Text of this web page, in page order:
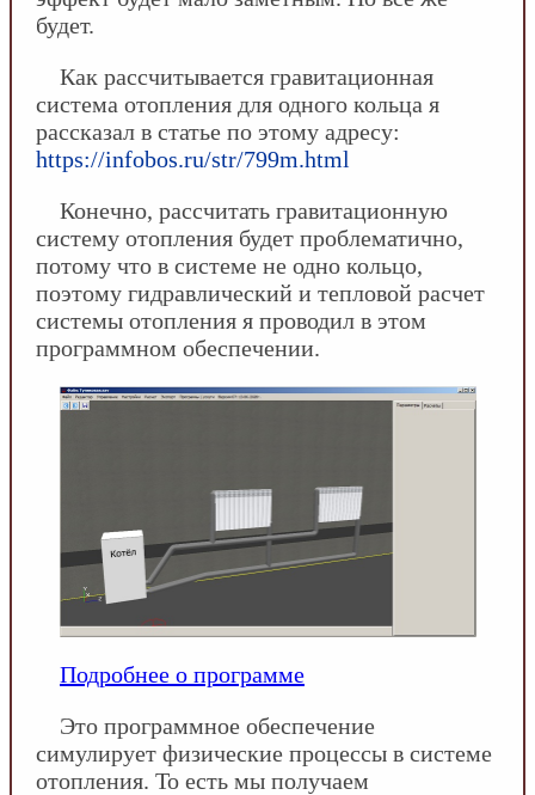
будет.
Как рассчитывается гравитационная
система отопления для одного кольца я
рассказал в статье по этому адресу:
https://infobos.ru/str/799m.html
Конечно, рассчитать гравитационную
систему отопления будет проблематично,
потому что в системе не одно кольцо,
поэтому гидравлический и тепловой расчет
системы отопления я проводил в этом
программном обеспечении.
Подробнее о программе
Это программное обеспечение
симулирует физические процессы в системе
отопления. То есть мы получаем